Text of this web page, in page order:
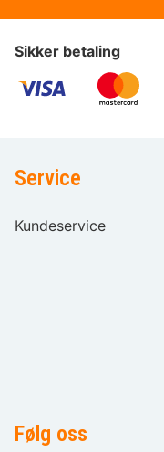
Sikker betaling
Service
Kundeservice
Følg oss